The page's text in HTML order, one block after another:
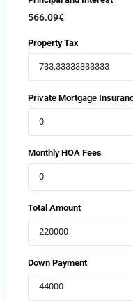
566.09€
Property Tax
Private Mortgage
Monthly HOA Fees
Total Amount
Down Payment